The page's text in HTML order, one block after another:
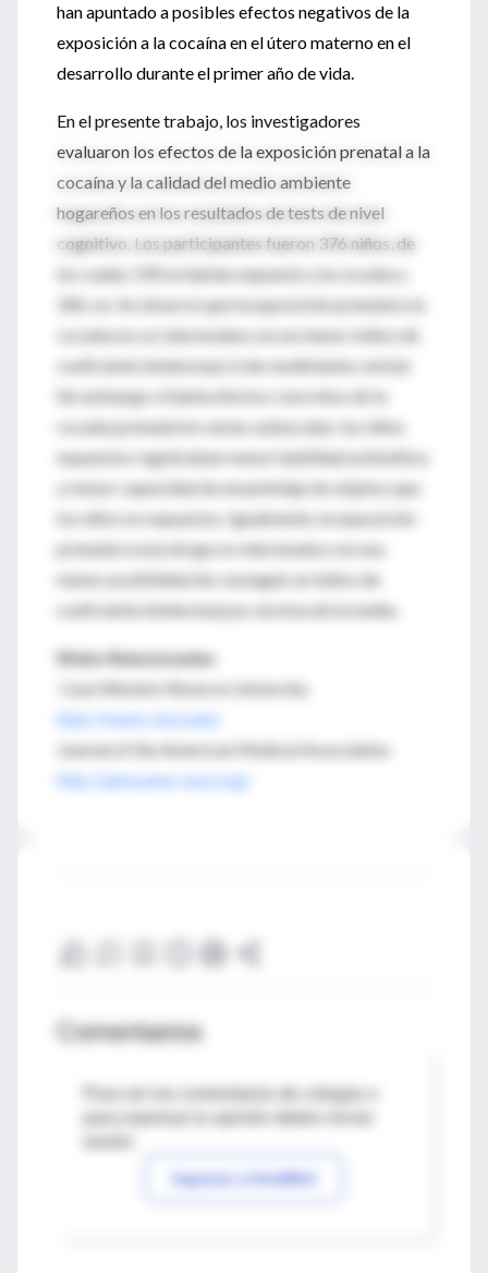
han apuntado a posibles efectos negativos de la
exposición a la cocaína en el útero materno en el
desarrollo durante el primer año de vida.
En el presente trabajo, los investigadores
evaluaron los efectos de la exposición prenatal a la
cocaína y la calidad del medio ambiente
hogareños en los resultados de tests de nivel
cognitivo. Los participantes fueron 376 niños, de
los cuales 190 se habían expuesto a la cocaína y
186, no. Se observó que la exposición prenatal a la
cocaína no se relacionaba con un menor índice de
coeficiente intelectual, ni de rendimiento verbal.
Sin embargo sí había efectos concretos de la
cocaína prenatal en varias subescalas: los niños
expuestos registraban menor habilidad aritmética
y menor capacidad de ensamblaje de objetos que
los niños no expuestos. Igualmente, la exposición
prenatal a esta droga se relacionaba con una
menor posibilidad de conseguir un índice de
coeficiente intelectual por encima de la media.
Webs Relacionadas
Case Western Reserve University
http://www.cwru.edu/
Journal of the American Medical Association
http://jama.ama-assn.org/
Comentarios
Para ver los comentarios de colegas o
Ingresar a IntraMed